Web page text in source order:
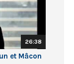
26:38
et Mâcon